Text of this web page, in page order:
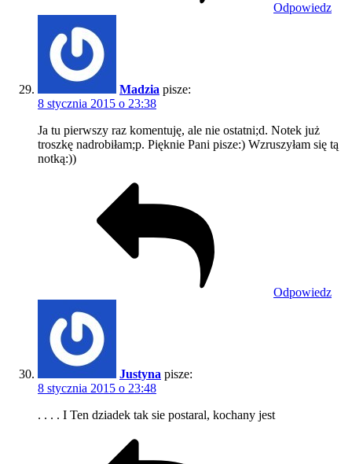
Odpowiedz
Madzia pisze:
8 stycznia 2015 o 23:38
Ja tu pierwszy raz komentuję, ale nie ostatni;d. Notek już
troszkę nadrobiłam;p. Pięknie Pani pisze:) Wzruszyłam się tą
notką:))
Odpowiedz
Justyna pisze:
8 stycznia 2015 o 23:48
. . . . I Ten dziadek tak sie postaral, kochany jest